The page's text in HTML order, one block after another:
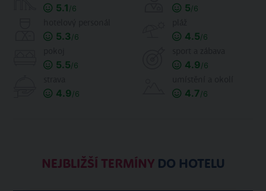
5.1 /6 5/6
5.3/6 4.5/6
5.5/6 4.9/6
4.9/6 4.7/6
NEJBLIŽŠÍ TERMÍNYDO HOTELU